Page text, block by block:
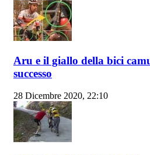
Aru e il giallo della bici
successo
28 Dicembre 2020, 22:10